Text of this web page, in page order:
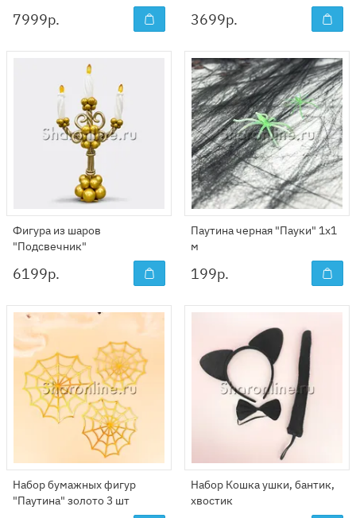
7999р. 3699р.
Фигура из шаров
"Подсвечник"
6199р.
Паутина черная "Пауки" 1x1
м
199р.
Набор бумажных фигур
"Паутина" золото 3 шт
Набор Кошка ушки, бантик,
хвостик